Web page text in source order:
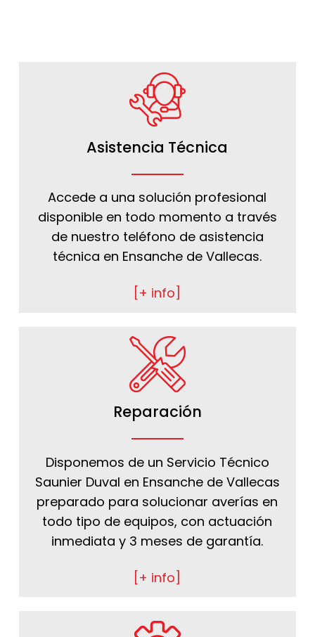
Asistencia Técnica
Accede a una solución profesional
disponible en todo momento a través
de nuestro teléfono de asistencia
técnica en Ensanche de Vallecas.
[+ info]
Reparación
Disponemos de un Servicio Técnico
Saunier Duval en Ensanche de Vallecas
preparado para solucionar averías en
todo tipo de equipos, con actuación
inmediata y 3 meses de garantía.
[+ info]